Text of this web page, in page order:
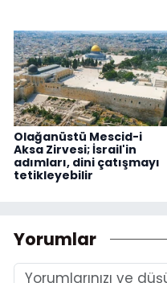
Olağanüstü Mescid-i
Aksa Zirvesi; İsrail'in
adımları, dini çatışmayı
tetikleyebilir
Yorumlar